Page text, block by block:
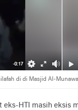
di di Masjid Al-
eks-HTI masih eksis